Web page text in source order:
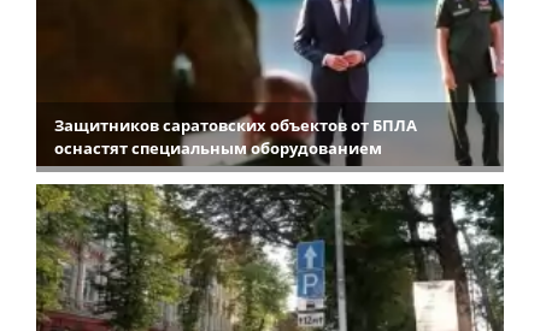
Защитников саратовских объектов от БПЛА
оснастят специальным оборудованием